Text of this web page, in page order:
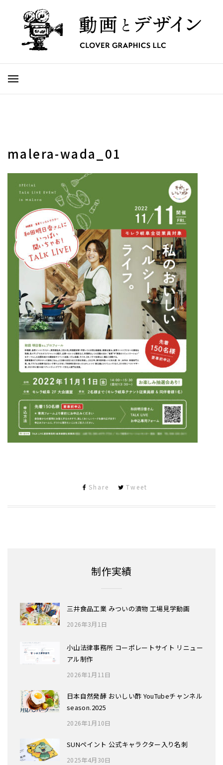
malera-wada_01
Share Tweet
制作実績
三井食品工業 みついの漬物 工場見学動画
2026年3月1日
小山法律事務所 コーポレートサイト リニュー
アル制作
2026年1月11日
日本自然発酵 おいしい酢 YouTubeチャンネル
season.2025
2026年1月10日
SUNペイント 公式キャラクター入り名刺
2025年4月30日